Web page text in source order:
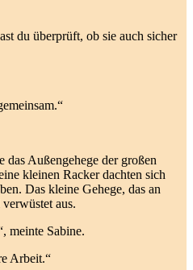
du überprüft, ob sie auch sicher
das Außengehege der großen
kleinen Racker dachten sich
Das kleine Gehege, das an
aus.
meinte Sabine.
Arbeit.“